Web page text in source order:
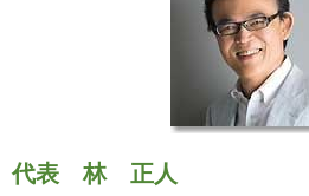
代表 林 正人